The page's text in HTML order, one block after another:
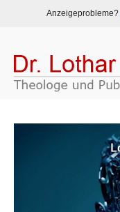
Anzeigeprobleme?